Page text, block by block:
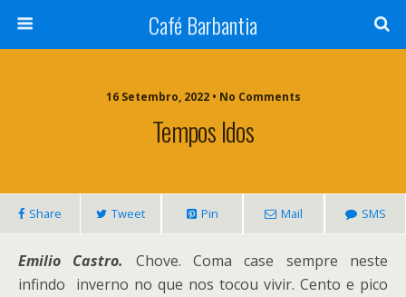
Café Barbantia
16 Setembro, 2022 • No Comments
Tempos Idos
Share Tweet Pin Mail SMS
Emilio Castro. Chove. Coma case sempre neste
infindo inverno no que nos tocou vivir. Cento e pico